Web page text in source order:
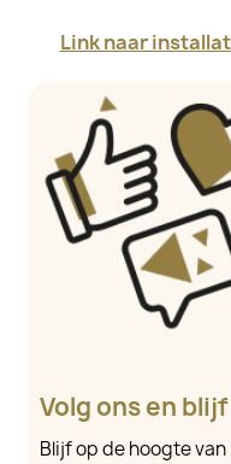
Link naar
Volg ons en
Blijf op de hoogte